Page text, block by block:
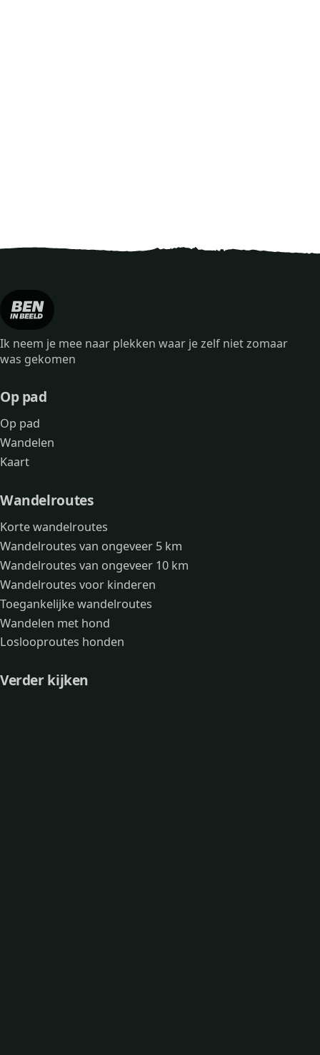
Ik neem je mee naar plekken waar je zelf niet zomaar
was gekomen
Op pad
Op pad
Wandelen
Kaart
Wandelroutes
Korte wandelroutes
Wandelroutes van ongeveer 5 km
Wandelroutes van ongeveer 10 km
Wandelroutes voor kinderen
Toegankelijke wandelroutes
Wandelen met hond
Loslooproutes honden
Verder kijken